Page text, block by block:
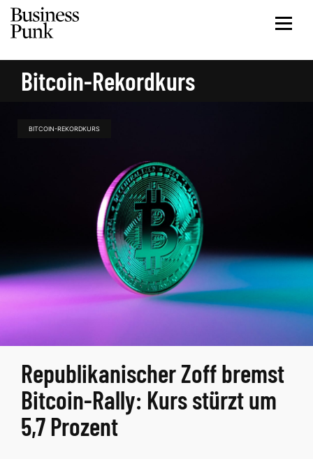
Bitcoin-Rekordkurs
BITCOIN-REKORDKURS
Republikanischer Zoff bremst
Bitcoin-Rally: Kurs stürzt um
5,7 Prozent